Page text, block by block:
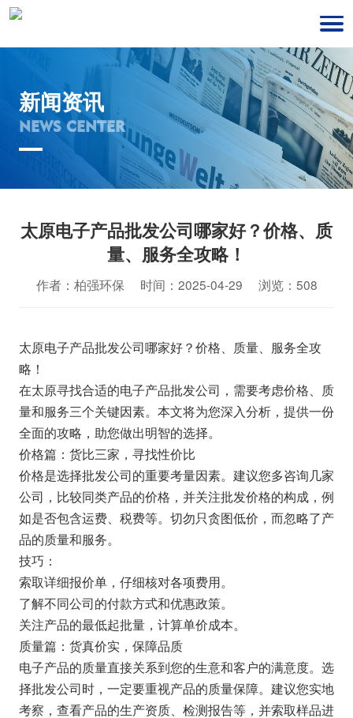
新闻资讯
NEWS CENTER
太原电子产品批发公司哪家好？价格、质
量、服务全攻略！
作者：柏强环保 时间：2025-04-29 浏览：508
太原电子产品批发公司哪家好？价格、质量、服务全攻
略！
在太原寻找合适的电子产品批发公司，需要考虑价格、质
量和服务三个关键因素。本文将为您深入分析，提供一份
全面的攻略，助您做出明智的选择。
价格篇：货比三家，寻找性价比
价格是选择批发公司的重要考量因素。建议您多咨询几家
公司，比较同类产品的价格，并关注批发价格的构成，例
如是否包含运费、税费等。切勿只贪图低价，而忽略了产
品的质量和服务。
技巧：
索取详细报价单，仔细核对各项费用。
了解不同公司的付款方式和优惠政策。
关注产品的最低起批量，计算单价成本。
质量篇：货真价实，保障品质
电子产品的质量直接关系到您的生意和客户的满意度。选
择批发公司时，一定要重视产品的质量保障。建议您实地
考察，查看产品的生产资质、检测报告等，并索取样品进